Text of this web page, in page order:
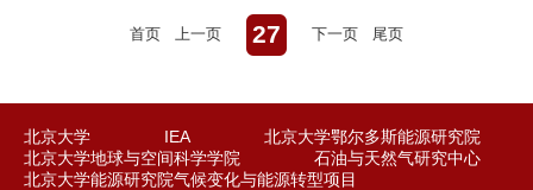
首页 上一页 27 下一页 尾页
北京大学 IEA
北京大学鄂尔多斯能源研究院
北京大学地球与空间科学学院
石油与天然气研究中心
北京大学能源研究院气候变化与能源转型项目